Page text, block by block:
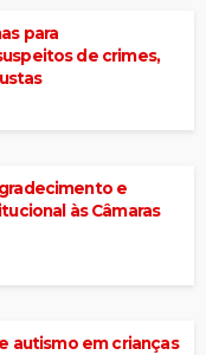
para
de crimes,
e
às Câmaras
autismo em crianças